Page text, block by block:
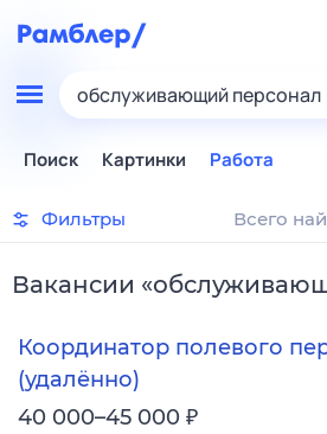
обслуживающий персонал
Поиск Картинки Работа
Фильтры Всего
Вакансии «
Координатор полевого
(удалённо)
40 000–45 000 ₽